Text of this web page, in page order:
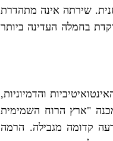
שירתה אינה מתהדרת
בחמלה העדינה ביותר
והדמיוניות,
"ארץ הרוח השמימית
קדומה מגבילה. הרמה